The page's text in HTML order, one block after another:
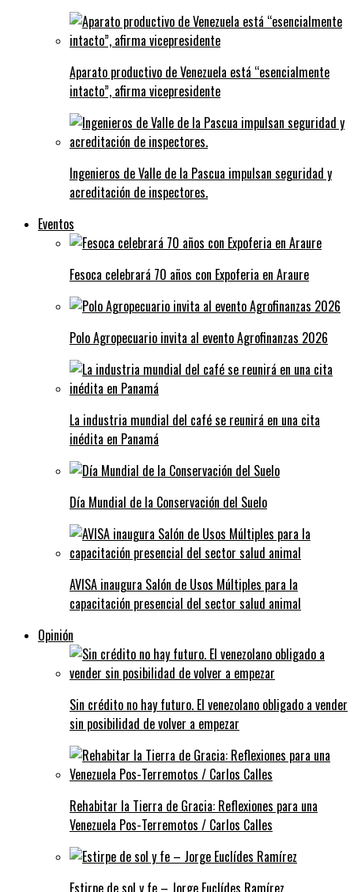
Aparato productivo de Venezuela está “esencialmente
intacto”, afirma vicepresidente
Ingenieros de Valle de la Pascua impulsan seguridad y
acreditación de inspectores.
Eventos
Fesoca celebrará 70 años con Expoferia en Araure
Polo Agropecuario invita al evento Agrofinanzas 2026
La industria mundial del café se reunirá en una cita
inédita en Panamá
Día Mundial de la Conservación del Suelo
AVISA inaugura Salón de Usos Múltiples para la
capacitación presencial del sector salud animal
Opinión
Sin crédito no hay futuro. El venezolano obligado a vender
sin posibilidad de volver a empezar
Rehabitar la Tierra de Gracia: Reflexiones para una
Venezuela Pos-Terremotos / Carlos Calles
Estirpe de sol y fe – Jorge Euclídes Ramírez